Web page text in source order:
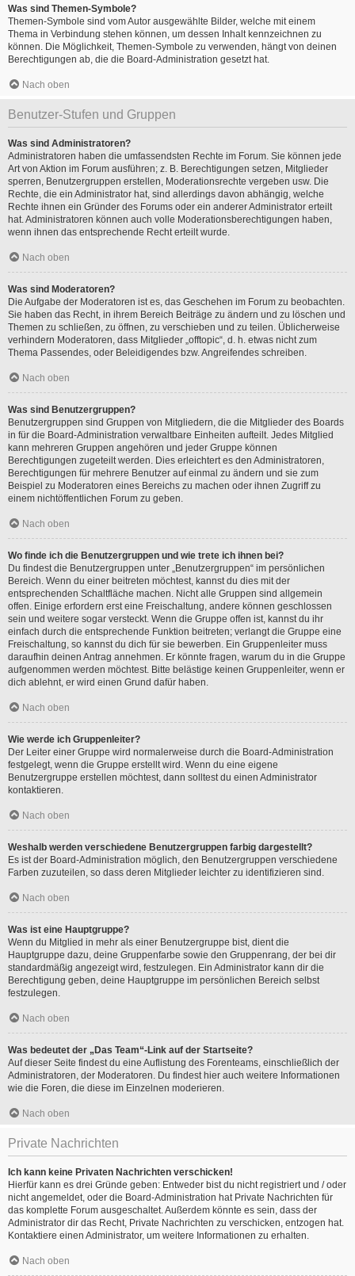
Was sind Themen-Symbole?
Themen-Symbole sind vom Autor ausgewählte Bilder, welche mit einem
Thema in Verbindung stehen können, um dessen Inhalt kennzeichnen zu
können. Die Möglichkeit, Themen-Symbole zu verwenden, hängt von deinen
Berechtigungen ab, die die Board-Administration gesetzt hat.
Nach oben
Benutzer-Stufen und Gruppen
Was sind Administratoren?
Administratoren haben die umfassendsten Rechte im Forum. Sie können jede
Art von Aktion im Forum ausführen; z. B. Berechtigungen setzen, Mitglieder
sperren, Benutzergruppen erstellen, Moderationsrechte vergeben usw. Die
Rechte, die ein Administrator hat, sind allerdings davon abhängig, welche
Rechte ihnen ein Gründer des Forums oder ein anderer Administrator erteilt
hat. Administratoren können auch volle Moderationsberechtigungen haben,
wenn ihnen das entsprechende Recht erteilt wurde.
Nach oben
Was sind Moderatoren?
Die Aufgabe der Moderatoren ist es, das Geschehen im Forum zu beobachten.
Sie haben das Recht, in ihrem Bereich Beiträge zu ändern und zu löschen und
Themen zu schließen, zu öffnen, zu verschieben und zu teilen. Üblicherweise
verhindern Moderatoren, dass Mitglieder „offtopic“, d. h. etwas nicht zum
Thema Passendes, oder Beleidigendes bzw. Angreifendes schreiben.
Nach oben
Was sind Benutzergruppen?
Benutzergruppen sind Gruppen von Mitgliedern, die die Mitglieder des Boards
in für die Board-Administration verwaltbare Einheiten aufteilt. Jedes Mitglied
kann mehreren Gruppen angehören und jeder Gruppe können
Berechtigungen zugeteilt werden. Dies erleichtert es den Administratoren,
Berechtigungen für mehrere Benutzer auf einmal zu ändern und sie zum
Beispiel zu Moderatoren eines Bereichs zu machen oder ihnen Zugriff zu
einem nichtöffentlichen Forum zu geben.
Nach oben
Wo finde ich die Benutzergruppen und wie trete ich ihnen bei?
Du findest die Benutzergruppen unter „Benutzergruppen“ im persönlichen
Bereich. Wenn du einer beitreten möchtest, kannst du dies mit der
entsprechenden Schaltfläche machen. Nicht alle Gruppen sind allgemein
offen. Einige erfordern erst eine Freischaltung, andere können geschlossen
sein und weitere sogar versteckt. Wenn die Gruppe offen ist, kannst du ihr
einfach durch die entsprechende Funktion beitreten; verlangt die Gruppe eine
Freischaltung, so kannst du dich für sie bewerben. Ein Gruppenleiter muss
daraufhin deinen Antrag annehmen. Er könnte fragen, warum du in die Gruppe
aufgenommen werden möchtest. Bitte belästige keinen Gruppenleiter, wenn er
dich ablehnt, er wird einen Grund dafür haben.
Nach oben
Wie werde ich Gruppenleiter?
Der Leiter einer Gruppe wird normalerweise durch die Board-Administration
festgelegt, wenn die Gruppe erstellt wird. Wenn du eine eigene
Benutzergruppe erstellen möchtest, dann solltest du einen Administrator
kontaktieren.
Nach oben
Weshalb werden verschiedene Benutzergruppen farbig dargestellt?
Es ist der Board-Administration möglich, den Benutzergruppen verschiedene
Farben zuzuteilen, so dass deren Mitglieder leichter zu identifizieren sind.
Nach oben
Was ist eine Hauptgruppe?
Wenn du Mitglied in mehr als einer Benutzergruppe bist, dient die
Hauptgruppe dazu, deine Gruppenfarbe sowie den Gruppenrang, der bei dir
standardmäßig angezeigt wird, festzulegen. Ein Administrator kann dir die
Berechtigung geben, deine Hauptgruppe im persönlichen Bereich selbst
festzulegen.
Nach oben
Was bedeutet der „Das Team“-Link auf der Startseite?
Auf dieser Seite findest du eine Auflistung des Forenteams, einschließlich der
Administratoren, der Moderatoren. Du findest hier auch weitere Informationen
wie die Foren, die diese im Einzelnen moderieren.
Nach oben
Private Nachrichten
Ich kann keine Privaten Nachrichten verschicken!
Hierfür kann es drei Gründe geben: Entweder bist du nicht registriert und / oder
nicht angemeldet, oder die Board-Administration hat Private Nachrichten für
das komplette Forum ausgeschaltet. Außerdem könnte es sein, dass der
Administrator dir das Recht, Private Nachrichten zu verschicken, entzogen hat.
Kontaktiere einen Administrator, um weitere Informationen zu erhalten.
Nach oben